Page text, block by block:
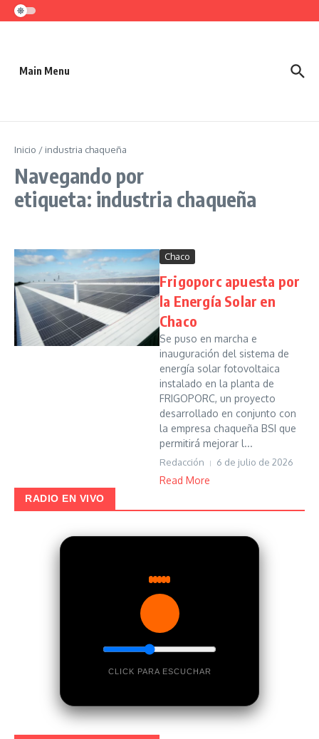
Saltar al contenido
Main Menu
Inicio / industria chaqueña
Navegando por
etiqueta: industria chaqueña
Chaco
Frigoporc apuesta por
la Energía Solar en
Chaco
Se puso en marcha e
inauguración del sistema de
energía solar fotovoltaica
instalado en la planta de
FRIGOPORC, un proyecto
desarrollado en conjunto con
la empresa chaqueña BSI que
permitirá mejorar l...
Redacción 6 de julio de 2026
Read More
RADIO EN VIVO
CLICK PARA ESCUCHAR